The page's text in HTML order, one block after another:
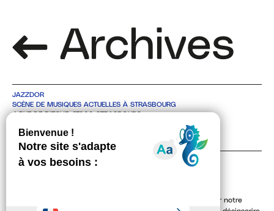
Archives
JAZZDOR
SCÈNE DE MUSIQUES ACTUELLES À STRASBOURG
4 RUE DE BITCHE, 67000 STRASBOURG
CONTACT
NEWSLETTER
En indiquant votre adresse email, vous consentez à recevoir notre